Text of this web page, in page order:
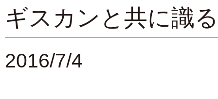
ギスカンと共に識
2016/7/4